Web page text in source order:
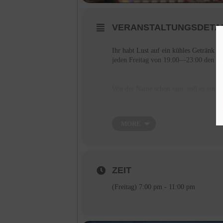
Ihr habt Lust auf ein kühles Getränk
jeden Freitag von 19:00—23:00 den
Wie der Name schon sagt, soll es ein
Schnickschnack. Es wird jedes Mal
ZEIT
(Freitag) 7:00 pm - 11:00 pm